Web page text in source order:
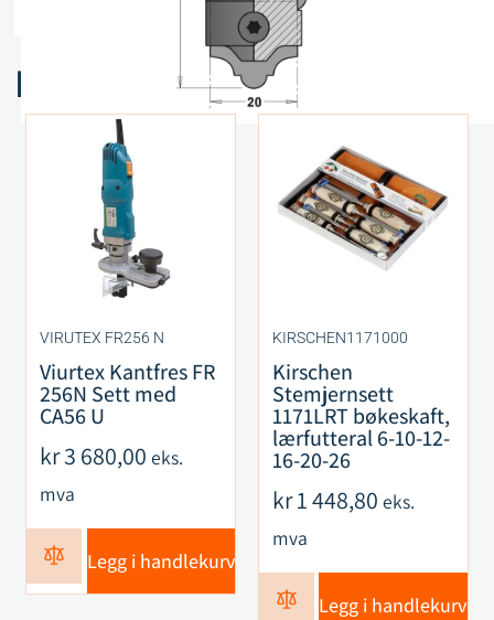
Relaterte produkter
VIRUTEX FR256 N
Viurtex Kantfres FR
256N Sett med
CA56 U
kr3 680,00 eks.
mva
Legg i handlekurv
KIRSCHEN1171000
Kirschen
Stemjernsett
1171LRT bøkeskaft,
lærfutteral 6-10-12-
16-20-26
kr1 448,80 eks.
mva
Legg i handlekurv